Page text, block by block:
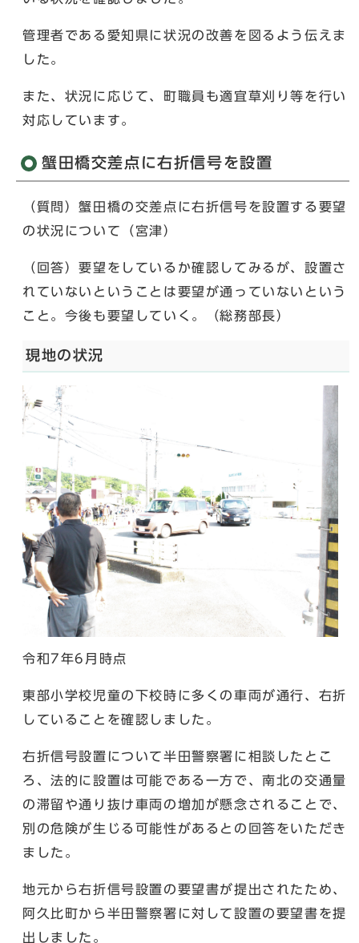
管理者である愛知県に状況の改善を図るよう伝えま
した。
また、状況に応じて、町職員も適宜草刈り等を行い
対応しています。
蟹田橋交差点に右折信号を設置
（質問）蟹田橋の交差点に右折信号を設置する要望
の状況について（宮津）
（回答）要望をしているか確認してみるが、設置さ
れていないということは要望が通っていないという
こと。今後も要望していく。（総務部長）
現地の状況
令和7年6月時点
東部小学校児童の下校時に多くの車両が通行、右折
していることを確認しました。
右折信号設置について半田警察署に相談したとこ
ろ、法的に設置は可能である一方で、南北の交通量
の滞留や通り抜け車両の増加が懸念されることで、
別の危険が生じる可能性があるとの回答をいただき
ました。
地元から右折信号設置の要望書が提出されたため、
阿久比町から半田警察署に対して設置の要望書を提
出しました。